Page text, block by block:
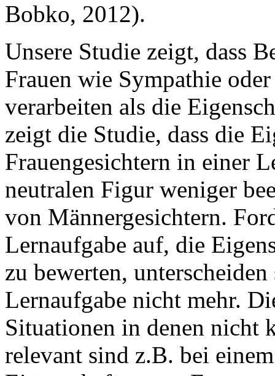
Bobko, 2012).
Unsere Studie zeigt, dass
Frauen wie Sympathie
verarbeiten als die
zeigt die Studie, dass die
Frauengesichtern in einer
neutralen Figur weniger
von Männergesichtern.
Lernaufgabe auf, die
zu bewerten,
Lernaufgabe nicht mehr.
Situationen in denen nicht
relevant sind z.B. bei